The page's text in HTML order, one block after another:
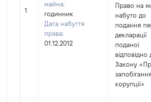
1
майна:
годинник
Дата набуття
права:
01.12.2012
Право на
набуто до
подання
декларації
поданої
відповідно
Закону
запобігання
корупції»